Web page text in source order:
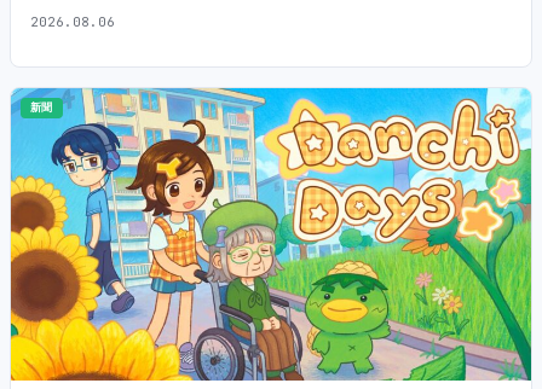
2026.08.06
新聞